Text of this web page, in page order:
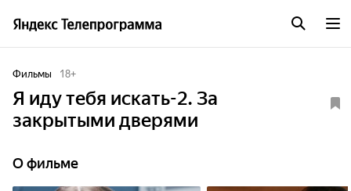
Фильмы 18+
Я иду тебя искать-2. За
закрытыми дверями
О фильме